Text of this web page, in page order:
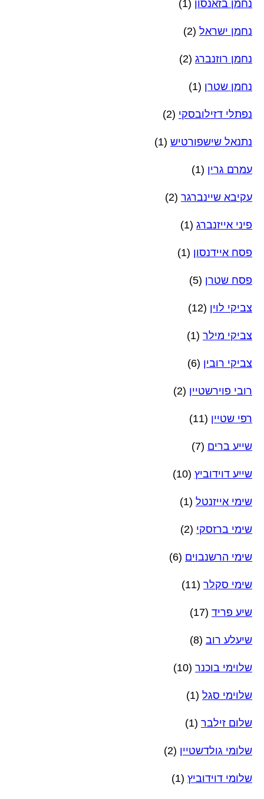
נחמן בזאנסון (1)
נחמן ישראל (2)
נחמן רוזנברג (2)
נחמן שטרן (1)
נפתלי דזילובסקי (2)
נתנאל שישפורטיש (1)
עמרם גרין (1)
עקיבא שיינברגר (2)
פיני אייזנברג (1)
פסח איידנסון (1)
פסח שטרן (5)
צביקי לוין (12)
צביקי מילר (1)
צביקי רובין (6)
רובי פוירשטיין (2)
רפי שטיין (11)
שייע ברים (7)
שייע דוידוביץ (10)
שימי אייזנטל (1)
שימי ברזסקי (2)
שימי הרשנבוים (6)
שימי סקלר (11)
שיע פריד (17)
שיעלע רוב (8)
שלוימי בוכנר (10)
שלוימי סגל (1)
שלום זילבר (1)
שלומי גולדשטיין (2)
שלומי דוידוביץ (1)